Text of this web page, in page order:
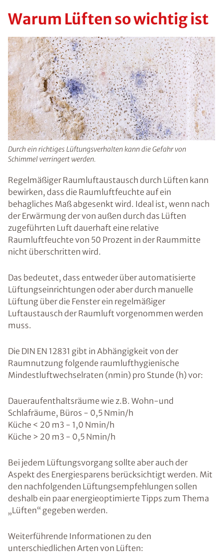
Warum Lüften so wichtig ist
Durch ein richtiges Lüftungsverhalten kann die Gefahr von
Schimmel verringert werden.
Regelmäßiger Raumluftaustausch durch Lüften kann
bewirken, dass die Raumluftfeuchte auf ein
behagliches Maß abgesenkt wird. Ideal ist, wenn nach
der Erwärmung der von außen durch das Lüften
zugeführten Luft dauerhaft eine relative
Raumluftfeuchte von 50 Prozent in der Raummitte
nicht überschritten wird.
Das bedeutet, dass entweder über automatisierte
Lüftungseinrichtungen oder aber durch manuelle
Lüftung über die Fenster ein regelmäßiger
Luftaustausch der Raumluft vorgenommen werden
muss.
Die DIN EN 12831 gibt in Abhängigkeit von der
Raumnutzung folgende raumlufthygienische
Mindestluftwechselraten (nmin) pro Stunde (h) vor:
Daueraufenthaltsräume wie z.B. Wohn-und
Schlafräume, Büros - 0,5 Nmin/h
Küche < 20 m3 - 1,0 Nmin/h
Küche > 20 m3 - 0,5 Nmin/h
Bei jedem Lüftungsvorgang sollte aber auch der
Aspekt des Energiesparens berücksichtigt werden. Mit
den nachfolgenden Lüftungsempfehlungen sollen
deshalb ein paar energieoptimierte Tipps zum Thema
„Lüften“ gegeben werden.
Weiterführende Informationen zu den
unterschiedlichen Arten von Lüften: